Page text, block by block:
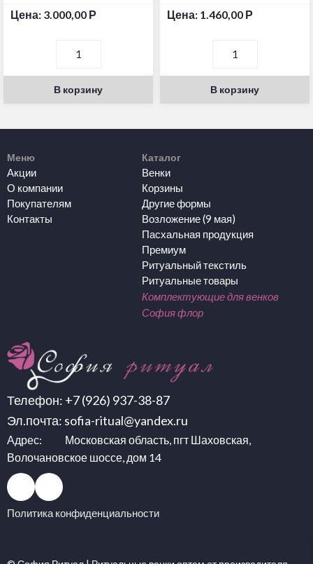
Цена: 3.000,00 Р
В корзину
Цена: 1.460,00 Р
В корзину
Телефон: +7 (926) 937-38-87
Эл.почта: sofia-ritual@yandex.ru
Адрес: Московская область, пгт Шаховская,
Волочановское шоссе, дом 14
Политика конфиденциальности
Меню
Акции
О компании
Покупателям
Контакты
Каталог
Венки
Корзины
Другие формы
Возложение (9 мая)
Пасхальная продукция
Премиум
Ритуальный текстиль
Ритуальные товары
Комплектующие для венков
София флор